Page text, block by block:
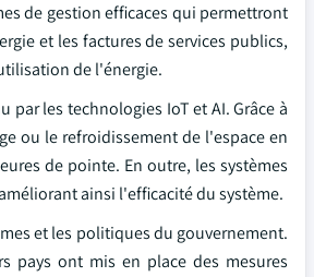
de gestion efficaces qui permettront
et les factures de services publics,
de l'énergie.
les technologies IoT et AI. Grâce à
ou le refroidissement de l'espace en
de pointe. En outre, les systèmes
ainsi l'efficacité du système.
et les politiques du gouvernement.
pays ont mis en place des mesures